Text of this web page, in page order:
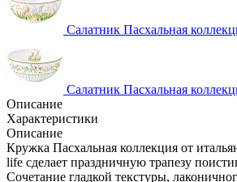
Салатник Пасхальная
Салатник Пасхальная
Описание
Характеристики
Описание
Кружка Пасхальная коллекция от
life сделает праздничную трапезу
Сочетание гладкой текстуры,